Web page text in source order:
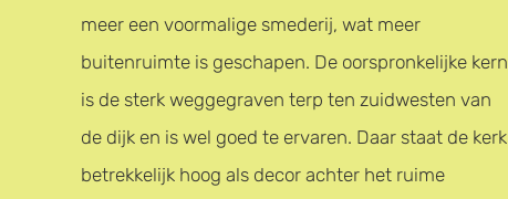
meer een voormalige smederij, wat meer
buitenruimte is geschapen. De oorspronkelijke kern
is de sterk weggegraven terp ten zuidwesten van
de dijk en is wel goed te ervaren. Daar staat de kerk
betrekkelijk hoog als decor achter het ruime